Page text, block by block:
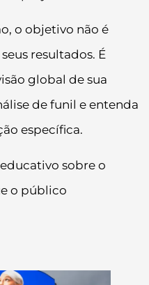
o objetivo não é
resultados. É
global de sua
de funil e entenda
específica.
sobre o
o público